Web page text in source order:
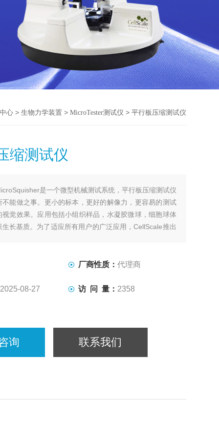
心> 生物力学装置 > MicroTester测试仪 > 平行板压缩测试仪
缩测试仪
是一个微型机械测试系统，平行板压缩测试仪
不能做之事。更小的标本，更好的解像力，更容易的测试
视觉效果。应用包括小组织样品，水凝胶微球，细胞球体
长基质。为了适应所有用户的广泛应用，CellScale推出
厂商性质：代理商
2025-08-27 访 问 量： 2358
询 联系我们